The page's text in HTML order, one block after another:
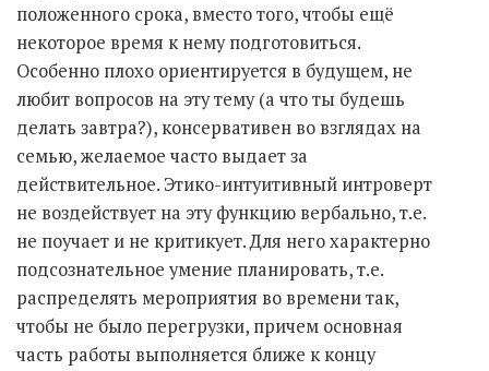
положенного срока, вместо того, чтобы ещё
некоторое время к нему подготовиться.
Особенно плохо ориентируется в будущем, не
любит вопросов на эту тему (а что ты будешь
делать завтра?), консервативен во взглядах на
семью, желаемое часто выдает за
действительное. Этико-интуитивный интроверт
не воздействует на эту функцию вербально, т.е.
не поучает и не критикует. Для него характерно
подсознательное умение планировать, т.е.
распределять мероприятия во времени так,
чтобы не было перегрузки, причем основная
часть работы выполняется ближе к концу